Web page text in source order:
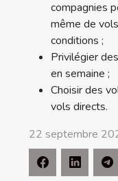
compagnies
même de
conditions ;
Privilégier
en semaine ;
Choisir des
vols directs.
22 septembre